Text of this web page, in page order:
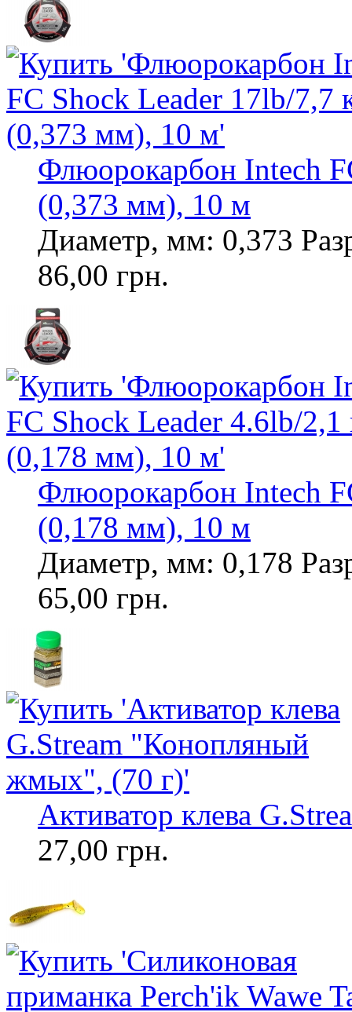
Флюорокарбон Intech
(0,373 мм), 10 м
Диаметр, мм: 0,373
86,00 грн.
Флюорокарбон Intech
(0,178 мм), 10 м
Диаметр, мм: 0,178
65,00 грн.
Активатор клева
27,00 грн.